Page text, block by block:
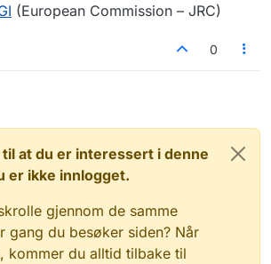
(European Commission – JRC)
0
at du er interessert i denne
er ikke innlogget.
gjennom de samme
gang du besøker siden? Når
kommer du alltid tilbake til